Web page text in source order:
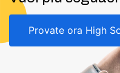
Provate ora High